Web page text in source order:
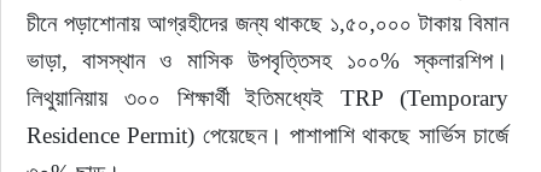
চীনে পড়াশোনায় আগ্রহীদের জন্য থাকছে ১,৫০,০০০ টাকায় বিমান
ভাড়া, বাসস্থান ও মাসিক উপবৃত্তিসহ ১০০% স্কলারশিপ।
লিথুয়ানিয়ায় ৩০০ শিক্ষার্থী ইতিমধ্যেই TRP (Temporary
Residence Permit) পেয়েছেন। পাশাপাশি থাকছে সার্ভিস চার্জে